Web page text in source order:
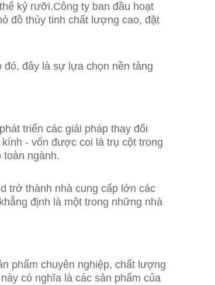
kỷ rưỡi.Công ty ban đầu hoạt
đồ thủy tinh chất lượng cao, đặt
đó, đây là sự lựa chọn nền tảng
triển các giải pháp thay đổi
- vốn được coi là trụ cột trong
toàn ngành.
trở thành nhà cung cấp lớn các
định là một trong những nhà
phẩm chuyên nghiệp, chất lượng
có nghĩa là các sản phẩm của